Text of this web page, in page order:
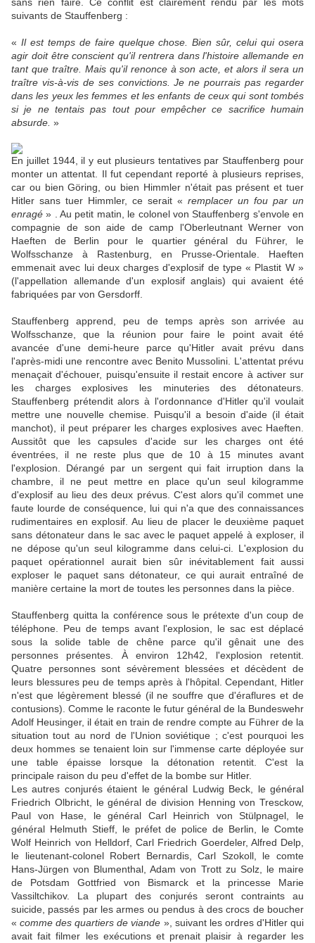
suivants de Stauffenberg :
« Il est temps de faire quelque chose. Bien sûr, celui qui osera
agir doit être conscient qu'il rentrera dans l'histoire allemande en
tant que traître. Mais qu'il renonce à son acte, et alors il sera un
traître vis-à-vis de ses convictions. Je ne pourrais pas regarder
dans les yeux les femmes et les enfants de ceux qui sont tombés
si je ne tentais pas tout pour empêcher ce sacrifice humain
absurde. »
En juillet 1944, il y eut plusieurs tentatives par Stauffenberg pour
monter un attentat. Il fut cependant reporté à plusieurs reprises,
car ou bien Göring, ou bien Himmler n'était pas présent et tuer
Hitler sans tuer Himmler, ce serait « remplacer un fou par un
enragé » . Au petit matin, le colonel von Stauffenberg s'envole en
compagnie de son aide de camp l'Oberleutnant Werner von
Haeften de Berlin pour le quartier général du Führer, le
Wolfsschanze à Rastenburg, en Prusse-Orientale. Haeften
emmenait avec lui deux charges d'explosif de type « Plastit W »
(l'appellation allemande d'un explosif anglais) qui avaient été
fabriquées par von Gersdorff.
Stauffenberg apprend, peu de temps après son arrivée au
Wolfsschanze, que la réunion pour faire le point avait été
avancée d'une demi-heure parce qu'Hitler avait prévu dans
l'après-midi une rencontre avec Benito Mussolini. L'attentat prévu
menaçait d'échouer, puisqu'ensuite il restait encore à activer sur
les charges explosives les minuteries des détonateurs.
Stauffenberg prétendit alors à l'ordonnance d'Hitler qu'il voulait
mettre une nouvelle chemise. Puisqu'il a besoin d'aide (il était
manchot), il peut préparer les charges explosives avec Haeften.
Aussitôt que les capsules d'acide sur les charges ont été
éventrées, il ne reste plus que de 10 à 15 minutes avant
l'explosion. Dérangé par un sergent qui fait irruption dans la
chambre, il ne peut mettre en place qu'un seul kilogramme
d'explosif au lieu des deux prévus. C'est alors qu'il commet une
faute lourde de conséquence, lui qui n'a que des connaissances
rudimentaires en explosif. Au lieu de placer le deuxième paquet
sans détonateur dans le sac avec le paquet appelé à exploser, il
ne dépose qu'un seul kilogramme dans celui-ci. L'explosion du
paquet opérationnel aurait bien sûr inévitablement fait aussi
exploser le paquet sans détonateur, ce qui aurait entraîné de
manière certaine la mort de toutes les personnes dans la pièce.
Stauffenberg quitta la conférence sous le prétexte d'un coup de
téléphone. Peu de temps avant l'explosion, le sac est déplacé
sous la solide table de chêne parce qu'il gênait une des
personnes présentes. À environ 12h42, l'explosion retentit.
Quatre personnes sont sévèrement blessées et décèdent de
leurs blessures peu de temps après à l'hôpital. Cependant, Hitler
n'est que légèrement blessé (il ne souffre que d'éraflures et de
contusions). Comme le raconte le futur général de la Bundeswehr
Adolf Heusinger, il était en train de rendre compte au Führer de la
situation tout au nord de l'Union soviétique ; c'est pourquoi les
deux hommes se tenaient loin sur l'immense carte déployée sur
une table épaisse lorsque la détonation retentit. C'est la
principale raison du peu d'effet de la bombe sur Hitler.
Les autres conjurés étaient le général Ludwig Beck, le général
Friedrich Olbricht, le général de division Henning von Tresckow,
Paul von Hase, le général Carl Heinrich von Stülpnagel, le
général Helmuth Stieff, le préfet de police de Berlin, le Comte
Wolf Heinrich von Helldorf, Carl Friedrich Goerdeler, Alfred Delp,
le lieutenant-colonel Robert Bernardis, Carl Szokoll, le comte
Hans-Jürgen von Blumenthal, Adam von Trott zu Solz, le maire
de Potsdam Gottfried von Bismarck et la princesse Marie
Vassiltchikov. La plupart des conjurés seront contraints au
suicide, passés par les armes ou pendus à des crocs de boucher
«comme des quartiers de viande », suivant les ordres d'Hitler qui
avait fait filmer les exécutions et prenait plaisir à regarder les